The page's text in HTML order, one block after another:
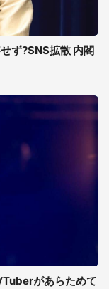
ず?SNS拡散 内閣
があらためて